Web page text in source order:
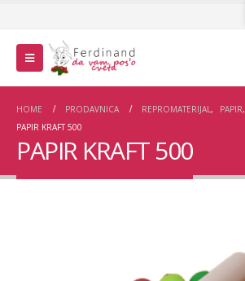
HOME PRODAVNICA REPROMATERIJAL, PAPIR,
PAPIR KRAFT 500
PAPIR KRAFT 500